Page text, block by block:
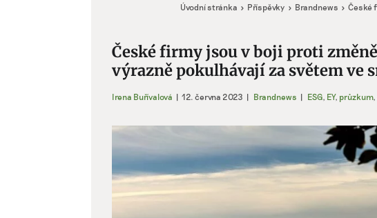
Úvodní stránka Příspěvky Brandnews České
České firmy jsou v boji proti
výrazně pokulhávají za světem ve
Irena Buřívalová | 12. června 2023 | Brandnews | ESG, EY, průzkum,
Zobrazit
větší